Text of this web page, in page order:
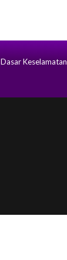
Dasar Keselamatan